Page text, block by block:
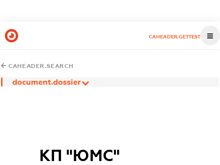
CAHEADER.GETTEST
CAHEADER.SEARCH
document.dossier
КП "ЮМС"